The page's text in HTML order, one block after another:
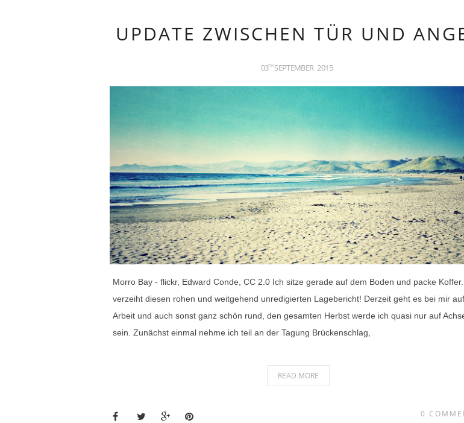
UPDATE ZWISCHEN TÜR UND
03TH SEPTEMBER 2015
Morro Bay - flickr, Edward Conde, CC 2.0 Ich sitze gerade auf dem Boden und packe
verzeiht diesen rohen und weitgehend unredigierten Lagebericht! Derzeit geht es bei mir
Arbeit und auch sonst ganz schön rund, den gesamten Herbst werde ich quasi nur auf
sein. Zunächst einmal nehme ich teil an der Tagung Brückenschlag,
READ MORE
0